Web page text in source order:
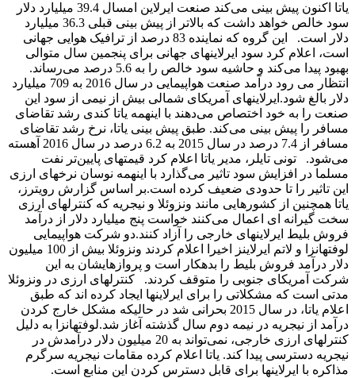
یاتا اکنون پیش بینی می‌کند صنعت ایرلاین امسال 39.4 میلیارد دلار
سود خالص خواهد داشت که بالاتر از پیش بینی قبلی 36.3 میلیارد
دلار است. این گروه که نماینده 83 درصد از ترافیک هوایی جهانی
است، اعلام کرد سود ایرلاینهای جهانی برای پنجمین سال متوالی
بهبود پیدا می‌کند و حاشیه سود خالص را به 5.6 درصد می‌رساند.
انتظار می رود درآمد صنعت هواپیمایی در سال 2016 به 709 میلیارد
دلار بالغ شود.ایرلاینهای آمریکای شمالی بیش از نیمی از سود این
صنعت را به خود اختصاص می‌دهند با اینهمه یاتا کندی رشد تقاضای
مسافر را پیش بینی می‌کند. طبق پیش بینی یاتا، نرخ رشد تقاضای
مسافر از 7.4 درصد در سال 2015 به 6.2 درصد در سال 2016 آهسته
می‌شود. تونی تایلر، مدیر یاتا اعلام کرد قیمتهای پایین‌تر نفت
مسلما در افزایش سود تاثیر می‌گذارد با اینهمه نوسان نرخهای ارزی
این تاثیر را تا حدودی ضعیف کرده است.بر اساس گزارش رویترز،
یاتا همچنین از کشورهایی مانند ونزوئلا و نیجریه که کنترلهای ارزی
سخت گیرانه ای اعمال می‌کنند خواست پنج میلیارد دلار از درآمد
فروش بلیط ایرلاینهای خارجی را آزاد کنند.دو شرکت هواپیمایی
لوفتهانزا و لاتم ایرلاینز اخیرا اعلام کردند ونزوئلا بیش از 100 میلیون
دلار درآمد فروش بلیط را بدهکار است و پروازهایشان به این
شرکت آمریکای جنوبی را متوقف کردند. کنترلهای ارزی در ونزوئلا
مدتی است که مشکلاتی را برای ایرلاینها ایجاد کرده اند که طبق
اعلام یاتا، در سال 2015 بحرانی شد در حالیکه مشکل خارج کردن
درآمد از نیجریه در نیمه دوم سال گذشته آغاز شد.لوفتهانزا به دلیل
کنترلهای ارزی خارجی، نمی‌تواند به 20 میلیون دلار درآمدش در
نیجریه دسترسی پیدا کند. یاتا اعلام کرده مقامات نیجریه سرگرم
مذاکره با ایرلاینها برای قابل دسترس کردن این منابع است.